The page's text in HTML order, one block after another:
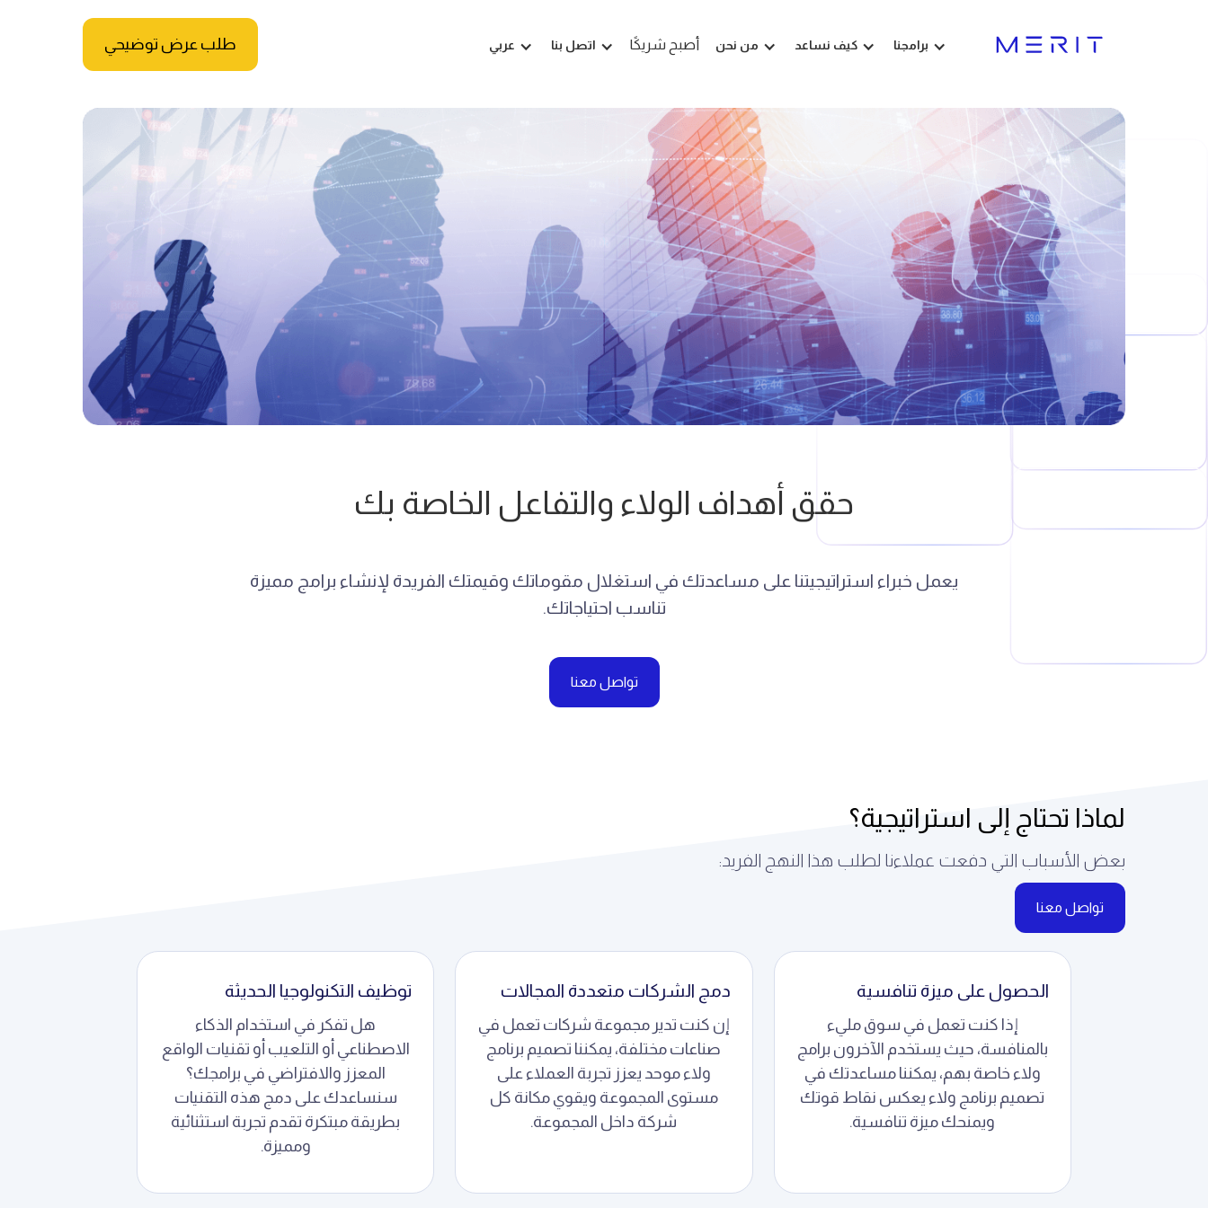
برامجنا كيف نساعد من نحن أصبح شريكًا اتصل بنا عربي طلب عرض توضيحي
حقق أهداف الولاء والتفاعل الخاصة بك
يعمل خبراء استراتيجيتنا على مساعدتك في استغلال مقوماتك وقيمتك الفريدة لإنشاء برامج مميزة
تناسب احتياجاتك.
تواصل معنا
لماذا تحتاج إلى استراتيجية؟
بعض الأسباب التي دفعت عملاءنا لطلب هذا النهج الفريد:
الحصول على ميزة تنافسية
إذا كنت تعمل في سوق مليء
بالمنافسة، حيث يستخدم الآخرون برامج
ولاء خاصة بهم، يمكننا مساعدتك في
تصميم برنامج ولاء يعكس نقاط قوتك
ويمنحك ميزة تنافسية.
دمج الشركات متعددة المجالات
إن كنت تدير مجموعة شركات تعمل في
صناعات مختلفة، يمكننا تصميم برنامج
ولاء موحد يعزز تجربة العملاء على
مستوى المجموعة ويقوي مكانة كل
شركة داخل المجموعة.
توظيف التكنولوجيا الحديثة
هل تفكر في استخدام الذكاء
الاصطناعي أو التلعيب أو تقنيات الواقع
المعزز والافتراضي في برامجك؟
سنساعدك على دمج هذه التقنيات
بطريقة مبتكرة تقدم تجربة استثنائية
ومميزة.
تواصل معنا